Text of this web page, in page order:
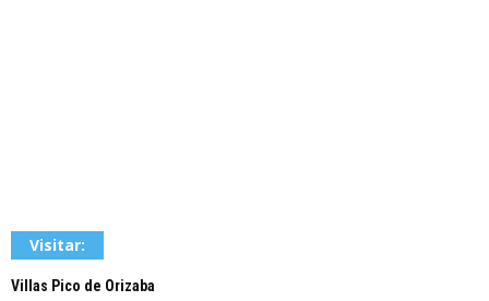
Visitar:
Villas Pico de Orizaba